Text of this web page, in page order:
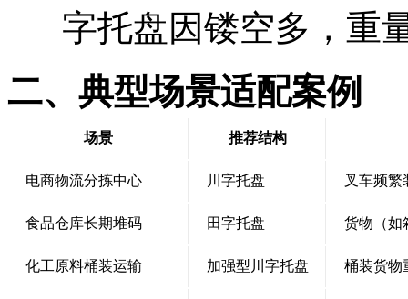
字托盘因镂空多，重
二、典型场景适配案例
场景 推荐结构
电商物流分拣中心 川字托盘 叉车频繁
食品仓库长期堆码 田字托盘 货物（如
化工原料桶装运输 加强型川字托盘 桶装货物